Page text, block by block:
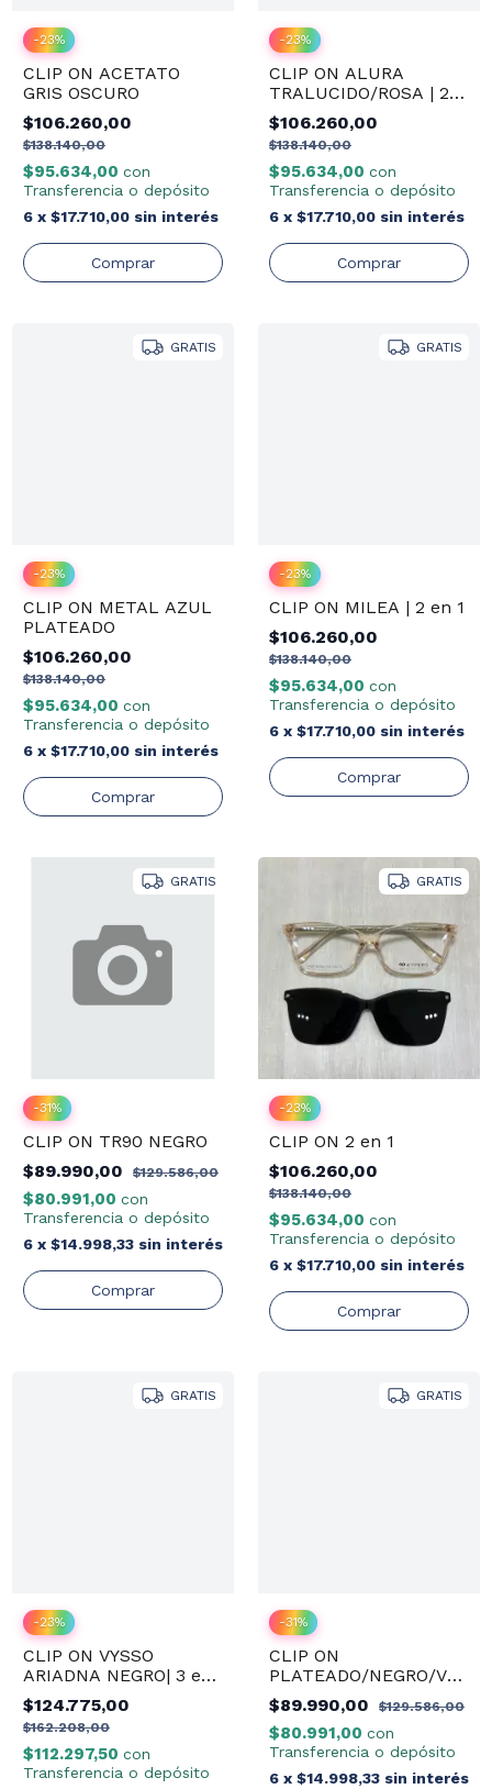
-23%
CLIP ON ACETATO
GRIS OSCURO
$106.260,00
$138.140,00
$95.634,00 con
Transferencia o depósito
6 x $17.710,00 sin interés
-23%
CLIP ON ALURA
TRALUCIDO/ROSA | 2
en 1
$106.260,00
$138.140,00
$95.634,00 con
Transferencia o depósito
6 x $17.710,00 sin interés
GRATIS
-23%
CLIP ON METAL AZUL
PLATEADO
$106.260,00
$138.140,00
$95.634,00 con
Transferencia o depósito
6 x $17.710,00 sin interés
GRATIS
-23%
CLIP ON MILEA | 2 en 1
$106.260,00
$138.140,00
$95.634,00 con
Transferencia o depósito
6 x $17.710,00 sin interés
GRATIS
-31%
CLIP ON TR90 NEGRO
$89.990,00
$129.586,00
$80.991,00 con
Transferencia o depósito
6 x $14.998,33 sin interés
GRATIS
-23%
CLIP ON 2 en 1
$106.260,00
$138.140,00
$95.634,00 con
Transferencia o depósito
6 x $17.710,00 sin interés
GRATIS
-23%
CLIP ON VYSSO
ARIADNA NEGRO| 3 en
1
$124.775,00
$162.208,00
$112.297,50 con
Transferencia o depósito
GRATIS
-31%
CLIP ON
PLATEADO/NEGRO/VERDE
NEXO
$89.990,00 $129.586,00
$80.991,00 con
Transferencia o depósito
6 x $14.998,33 sin interés